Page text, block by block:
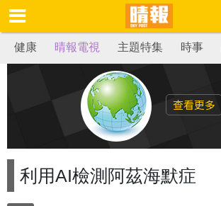
健康 晴報電視 主題特集 時事
查看更多
利用AI檢測阿茲海默症